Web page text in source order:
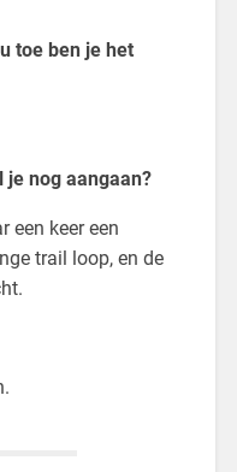
toe ben je het
nog aangaan?
een keer een
trail loop, en de